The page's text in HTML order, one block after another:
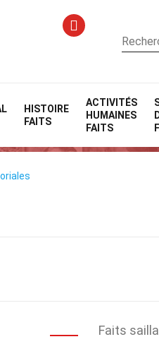
HISTOIRE
FAITS
ACTIVITÉS
HUMAINES
FAITS
Faits